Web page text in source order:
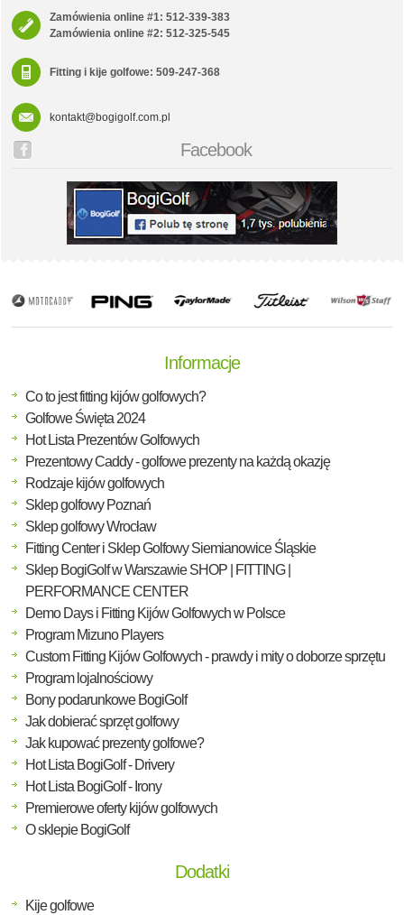
Zamówienia online #1: 512-339-383
Zamówienia online #2: 512-325-545
Fitting i kije golfowe: 509-247-368
kontakt@bogigolf.com.pl
Facebook
Informacje
Co to jest fitting kijów golfowych?
Golfowe Święta 2024
Hot Lista Prezentów Golfowych
Prezentowy Caddy - golfowe prezenty na każdą okazję
Rodzaje kijów golfowych
Sklep golfowy Poznań
Sklep golfowy Wrocław
Fitting Center i Sklep Golfowy Siemianowice Śląskie
Sklep BogiGolf w Warszawie SHOP | FITTING |
PERFORMANCE CENTER
Demo Days i Fitting Kijów Golfowych w Polsce
Program Mizuno Players
Custom Fitting Kijów Golfowych - prawdy i mity o doborze sprzętu
Program lojalnościowy
Bony podarunkowe BogiGolf
Jak dobierać sprzęt golfowy
Jak kupować prezenty golfowe?
Hot Lista BogiGolf - Drivery
Hot Lista BogiGolf - Irony
Premierowe oferty kijów golfowych
O sklepie BogiGolf
Dodatki
Kije golfowe